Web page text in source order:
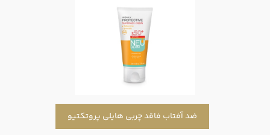
ضد آفتاب فاقد چربی هایلی پروتکتیو